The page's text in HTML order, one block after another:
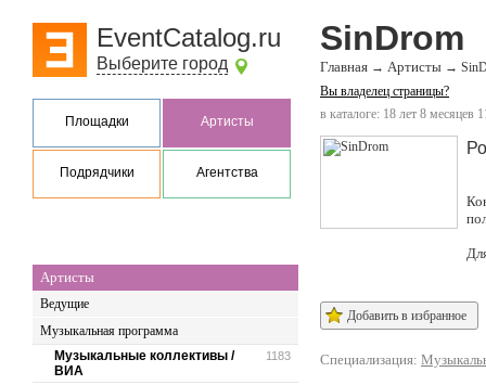
EventCatalog.ru
Выберите город
Площадки Артисты
Подрядчики Агентства
Артисты
Ведущие
Музыкальная программа
1183
Музыкальные коллективы /
ВИА
SinDrom
Главная → Артисты →
Вы владелец страницы?
в каталоге: 18 лет 8 месяцев
Добавить в избранное
Специализация: